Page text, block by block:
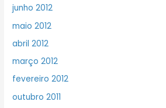
junho 2012
maio 2012
abril 2012
março 2012
fevereiro 2012
outubro 2011